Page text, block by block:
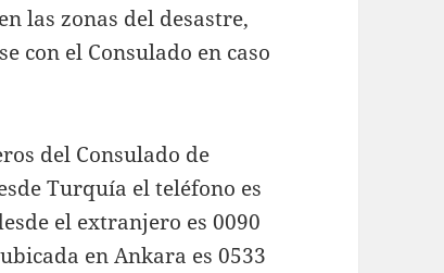
las zonas del desastre,
con el Consulado en caso
del Consulado de
Turquía el teléfono es
el extranjero es 0090
en Ankara es 0533